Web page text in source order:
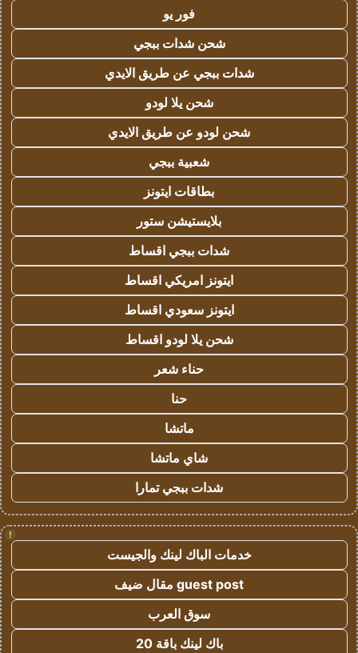
فور يو
شحن شدات ببجي
شدات ببجي عن طريق الايدي
شحن يلا لودو
شحن لودو عن طريق الايدي
شعبية ببجي
بطاقات ايتونز
بلايستيشن ستور
شدات ببجي اقساط
ايتونز امريكي اقساط
ايتونز سعودي اقساط
شحن يلا لودو اقساط
حناء شعر
حنا
ماتشا
شاي ماتشا
شدات ببجي تمارا
!
خدمات الباك لينك والجيست
guest post مقال ضيف
سوق العرب
باك لينك باقة 20